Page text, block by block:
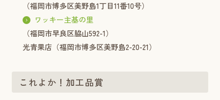
（福岡市博多区美野島1丁目11番10号）
ワッキー主基の里
（福岡市早良区脇山592-1）
光青果店（福岡市博多区美野島2-20-21）
これよか！加工品賞